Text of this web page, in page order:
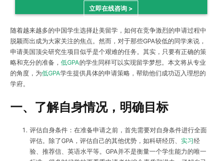
立即在线咨询 >
随着越来越多的中国学生选择赴美留学，如何在竞争激烈的申请过程中
脱颖而出成为大家关注的焦点。然而，对于那些GPA较低的同学来说，
申请美国顶尖研究生项目似乎是个艰难的任务。其实，只要有正确的策
略和充分的准备， 低GPA的学生同样可以实现留学梦想。本文将从专业
的角度，为低GPA学生提供具体的申请策略，帮助他们成功迈入理想的
学府。
一、了解自身情况，明确目标
评估自身条件：在准备申请之前，首先需要对自身条件进行全面
评估。除了GPA，评估自己的其他优势，如科研经历、 实习经
验、推荐信、英语水平等。GPA并不是衡量一个学生能力的唯一